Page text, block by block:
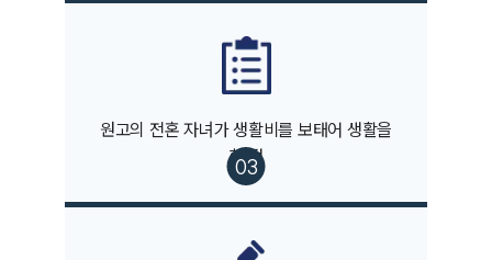
부소개
대륜의 강점
오시는 길
글로벌 파트너 로펌
고객의 소리
통합검색
AI대륜
원고의 전혼 자녀가 생활비를 보태어 생활을
한 점